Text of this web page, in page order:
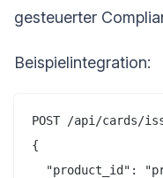
gesteuerter
Beispielintegration:
POST /api/cards/
{
"product_id":